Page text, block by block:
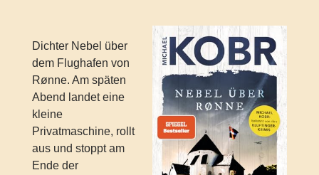
Dichter Nebel über
dem Flughafen von
Rønne. Am späten
Abend landet eine
kleine
Privatmaschine, rollt
aus und stoppt am
Ende der